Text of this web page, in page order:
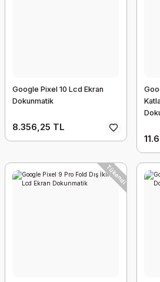
Google Pixel 10 Lcd Ekran
Dokunmatik
8.356,25 TL
Tükendi